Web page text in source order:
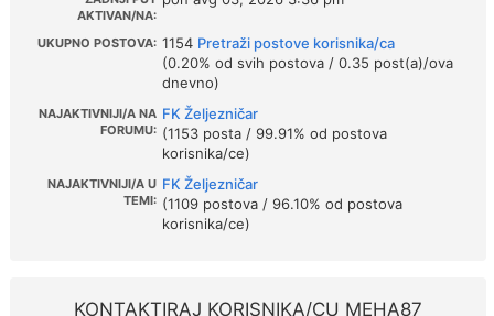
AKTIVAN/NA:
UKUPNO POSTOVA: 1154 Pretraži postove korisnika/ca
(0.20% od svih postova / 0.35 post(a)/ova
dnevno)
NAJAKTIVNIJI/A NA
FORUMU:
FK Željezničar
(1153 posta / 99.91% od postova
korisnika/ce)
NAJAKTIVNIJI/A U
TEMI:
FK Željezničar
(1109 postova / 96.10% od postova
korisnika/ce)
KONTAKTIRAJ KORISNIKA/CU MEHA87